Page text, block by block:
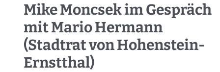
Mike Moncsek im Gespräch
mit Mario Hermann
(Stadtrat von Hohenstein-
Ernstthal)